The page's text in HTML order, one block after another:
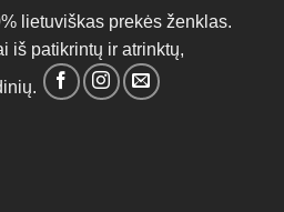
may
chosen
on
lietuviškas prekės ženklas.
iš patikrintų ir atrinktų,